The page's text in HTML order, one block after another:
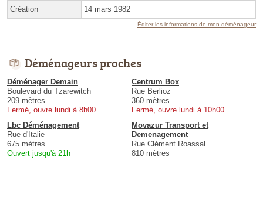
Création 14 mars 1982
Éditer les informations de mon déménageur
Déménageurs proches
Déménager Demain
Boulevard du Tzarewitch
209 mètres
Fermé, ouvre lundi à 8h00
Centrum Box
Rue Berlioz
360 mètres
Fermé, ouvre lundi à 10h00
Lbc Déménagement
Rue d'Italie
675 mètres
Ouvert jusqu'à 21h
Movazur Transport et
Demenagement
Rue Clément Roassal
810 mètres